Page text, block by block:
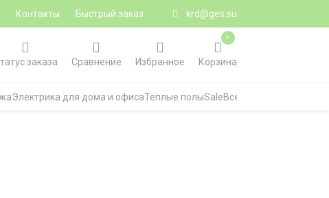
Контакты Быстрый заказ krd@ges.su
заказа Сравнение Избранное Корзина
0
Электрика для дома и офисаТеплые полыSaleВсе категории